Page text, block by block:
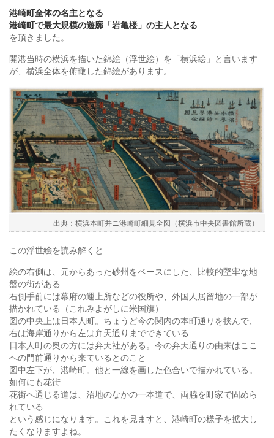
港崎町全体の名主となる
港崎町で最大規模の遊廓「岩亀楼」の主人となる
を頂きました。
開港当時の横浜を描いた錦絵（浮世絵）を「横浜絵」と言います
が、横浜全体を俯瞰した錦絵があります。
横浜本町并ニ港崎町細見全図（横浜市中央図書館所蔵）
この浮世絵を読み解くと
絵の右側は、元からあった砂州をベースにした、比較的堅牢な地
盤の街がある
右側手前には幕府の運上所などの役所や、外国人居留地の一部が
描かれている（これみよがしに米国旗）
図の中央上は日本人町。ちょうど今の関内の本町通りを挟んで、
右は海岸通りから左は弁天通りまでできている
日本人町の奥の方には弁天社がある。今の弁天通りの由来はここ
への門前通りから来ているとのこと
図中左下が、港崎町。他と一線を画した色合いで描かれている。
如何にも花街
花街へ通じる道は、沼地のなかの一本道で、両脇を町家で固めら
れている
という感じになります。これを見ますと、港崎町の様子を拡大し
たくなりますよね。